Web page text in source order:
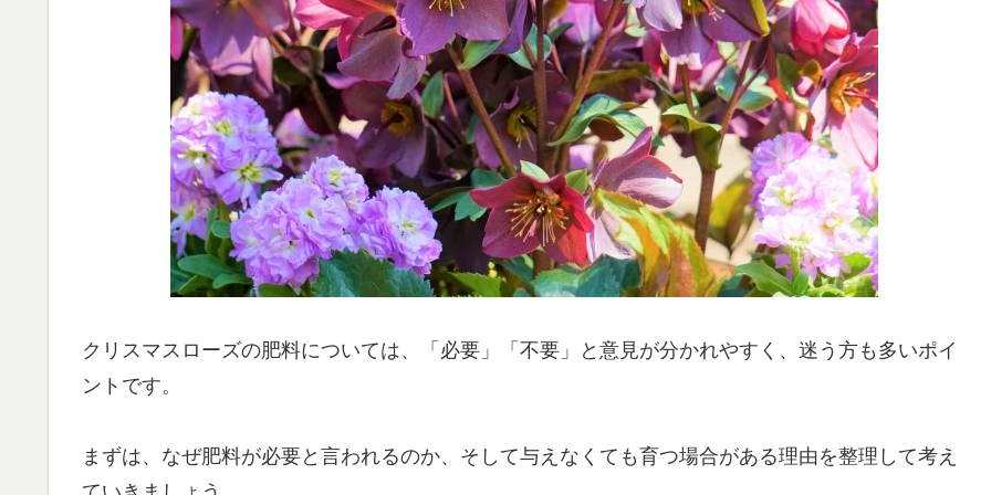
クリスマスローズの肥料については、「必要」「不要」と意見が分かれやすく、迷う方も多いポイ
ントです。
まずは、なぜ肥料が必要と言われるのか、そして与えなくても育つ場合がある理由を整理して考え